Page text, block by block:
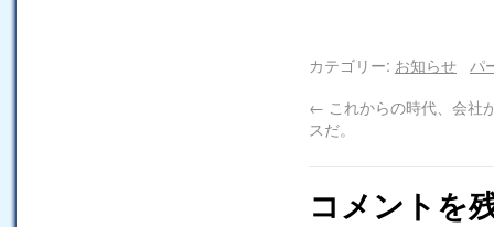
カテゴリー: お知らせ
パ
← これからの時代、会社
スだ。
コメントを